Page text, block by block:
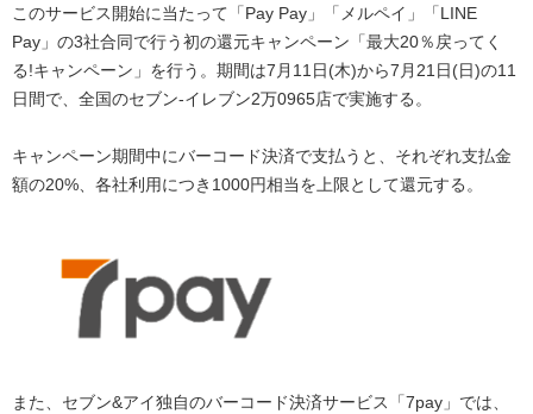
このサービス開始に当たって「Pay Pay」「メルペイ」「LINE
Pay」の3社合同で行う初の還元キャンペーン「最大20％戻ってく
る!キャンペーン」を行う。期間は7月11日(木)から7月21日(日)の11
日間で、全国のセブン‐イレブン2万0965店で実施する。
キャンペーン期間中にバーコード決済で支払うと、それぞれ支払金
額の20%、各社利用につき1000円相当を上限として還元する。
また、セブン&アイ独自のバーコード決済サービス「7pay」では、